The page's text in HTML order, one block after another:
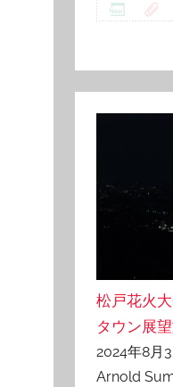
松戸花火
タウン展
2024年8月
Arnold